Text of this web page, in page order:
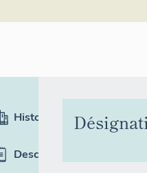
culturel
Historique
Description